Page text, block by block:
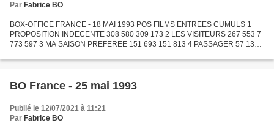
Par Fabrice BO
BOX-OFFICE FRANCE - 18 MAI 1993 POS FILMS ENTREES CUMULS 1
PROPOSITION INDECENTE 308 580 309 173 2 LES VISITEURS 267 553 7
773 597 3 MA SAISON PREFEREE 151 693 151 813 4 PASSAGER 57 135
765...
BO France - 25 mai 1993
Publié le 12/07/2021 à 11:21
Par Fabrice BO